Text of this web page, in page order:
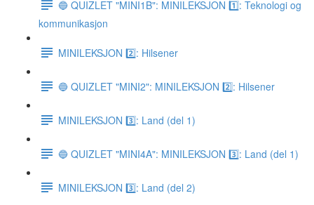
🔵 QUIZLET "MINI1B": MINILEKSJON 1️⃣: Teknologi og
kommunikasjon
MINILEKSJON 2️⃣: Hilsener
🔵 QUIZLET "MINI2": MINILEKSJON 2️⃣: Hilsener
MINILEKSJON 3️⃣: Land (del 1)
🔵 QUIZLET "MINI4A": MINILEKSJON 3️⃣: Land (del 1)
MINILEKSJON 3️⃣: Land (del 2)